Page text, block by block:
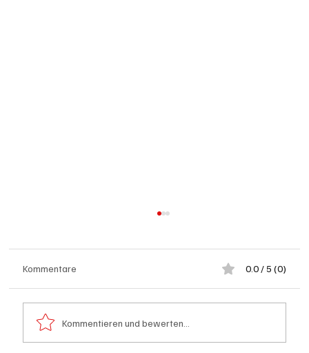
Kommentare 0.0 / 5 (0)
Kommentieren und bewerten...